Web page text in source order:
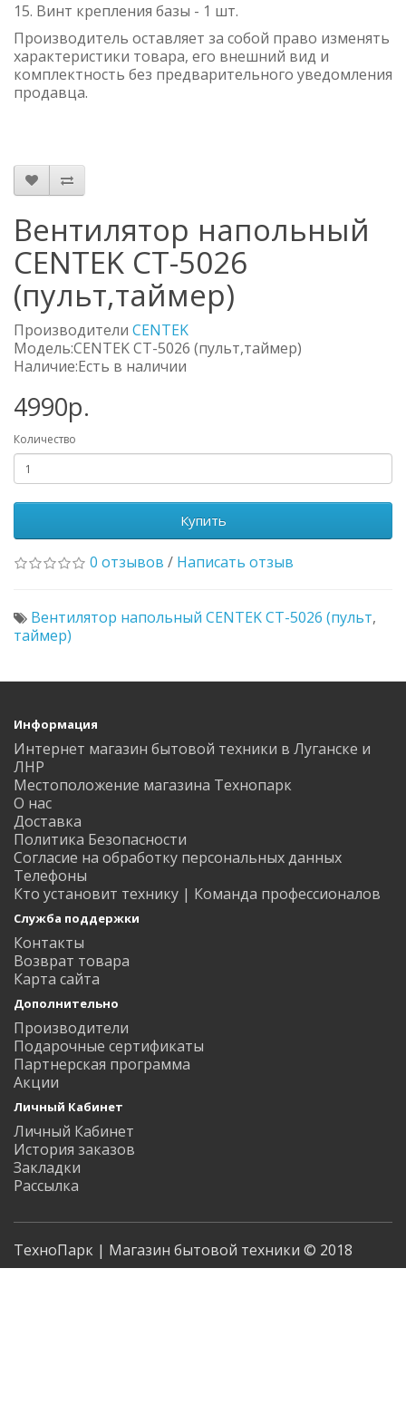
15. Винт крепления базы - 1 шт.
Производитель оставляет за собой право изменять
характеристики товара, его внешний вид и
комплектность без предварительного уведомления
продавца.
Вентилятор напольный
CENTEK CT-5026
(пульт,таймер)
Производители CENTEK
Модель:CENTEK CT-5026 (пульт,таймер)
Наличие:Есть в наличии
4990р.
Количество
Купить
0 отзывов / Написать отзыв
Вентилятор напольный CENTEK CT-5026 (пульт,
таймер)
Информация
Интернет магазин бытовой техники в Луганске и
ЛНР
Местоположение магазина Технопарк
О нас
Доставка
Политика Безопасности
Согласие на обработку персональных данных
Телефоны
Кто установит технику | Команда профессионалов
Служба поддержки
Контакты
Возврат товара
Карта сайта
Дополнительно
Производители
Подарочные сертификаты
Партнерская программа
Акции
Личный Кабинет
Личный Кабинет
История заказов
Закладки
Рассылка
ТехноПарк | Магазин бытовой техники © 2018